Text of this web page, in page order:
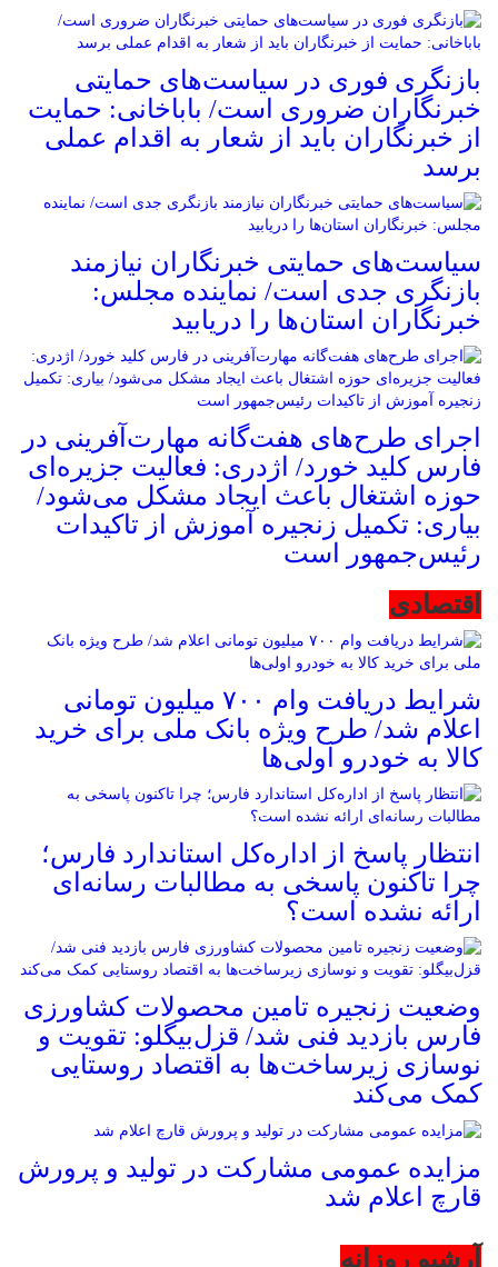
بازنگری فوری در سیاست‌های حمایتی
خبرنگاران ضروری است/ باباخانی: حمایت
از خبرنگاران باید از شعار به اقدام عملی
برسد
سیاست‌های حمایتی خبرنگاران نیازمند
بازنگری جدی است/ نماینده مجلس:
خبرنگاران استان‌ها را دریابید
اجرای طرح‌های هفت‌گانه مهارت‌آفرینی در
فارس کلید خورد/ اژدری: فعالیت جزیره‌‌ای
حوزه اشتغال باعث ایجاد مشکل می‌شود/
بیاری: تکمیل زنجیره آموزش از تاکیدات
رئیس‌جمهور است
اقتصادی
شرایط دریافت وام ۷۰۰ میلیون تومانی
اعلام شد/ طرح ویژه بانک ملی برای خرید
کالا به خودرو اولی‌ها
انتظار پاسخ از اداره‌کل استاندارد فارس؛
چرا تاکنون پاسخی به مطالبات رسانه‌ای
ارائه نشده است؟
وضعیت زنجیره تامین محصولات کشاورزی
فارس بازدید فنی شد/ قزل‌بیگلو: تقویت و
نوسازی زیرساخت‌ها به اقتصاد روستایی
کمک می‌کند
مزایده عمومی مشارکت در تولید و پرورش
قارچ اعلام شد
آرشیو روزانه